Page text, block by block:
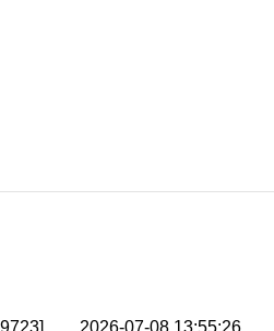
2026-07-08 13:55:26